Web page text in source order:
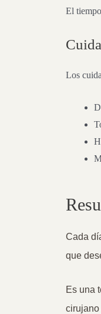
El
Los
Cada
que
Es una
cirujano